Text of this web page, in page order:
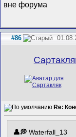
#86
Re:
Waterfall_13